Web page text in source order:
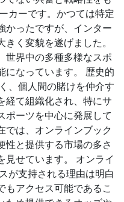
カーです。かつては特定
かったですが、インター
く変貌を遂げました。
世界中の多種多様なスポ
になっています。 歴史的
、個人間の賭けを仲介す
経て組織化され、特にサ
ポーツを中心に発展して
では、オンラインブック
性と提供する市場の多さ
見せています。 オンライ
が支持される理由は明白
もアクセス可能であるこ